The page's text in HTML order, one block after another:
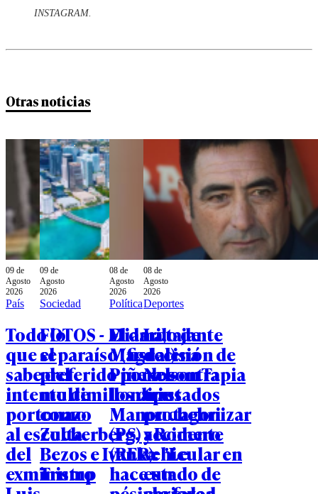
INSTAGRAM.
Otras noticias
09 de
Agosto
2026
País
Todo lo
que se
sabe del
intento de
portonazo
al escolta
del
exministro
09 de
Agosto
2026
Sociedad
FOTOS - Miami,
el paraíso (fiscal)
preferido por los
multimillonarios
como
Zuckerberg,
Bezos e Ivanka
Trump
08 de
Agosto
2026
Política
El dardo de
Magdalena
Piñera contra
los diputados
Manouchehri
(PS) y Romero
(REP): "Le
hace un
08 de
Agosto
2026
Deportes
La tajante
decisión de
Nelson Tapia
tras
protagonizar
accidente
vehicular en
estado de